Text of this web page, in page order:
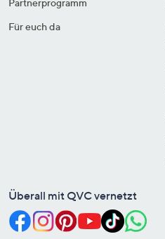
Für euch da
Überall mit QVC vernetzt